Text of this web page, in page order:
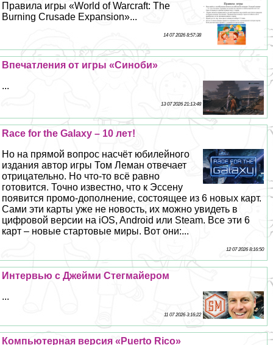
Правила игры «World of Warcraft: The
Burning Crusade Expansion»...
14 07 2026 8:57:38
Впечатления от игры «Синоби»
...
13 07 2026 21:13:48
Race for the Galaxy – 10 лет!
Но на прямой вопрос насчёт юбилейного
издания автор игры Том Леман отвечает
отрицательно. Но что-то всё равно
готовится. Точно известно, что к Эссену
появится промо-дополнение, состоящее из 6 новых карт.
Сами эти карты уже не новость, их можно увидеть в
цифровой версии на iOS, Android или Steam. Все эти 6
карт – новые стартовые миры. Вот они:...
12 07 2026 8:16:50
Интервью с Джейми Стегмайером
...
11 07 2026 3:16:22
Компьютерная версия «Puerto Rico»